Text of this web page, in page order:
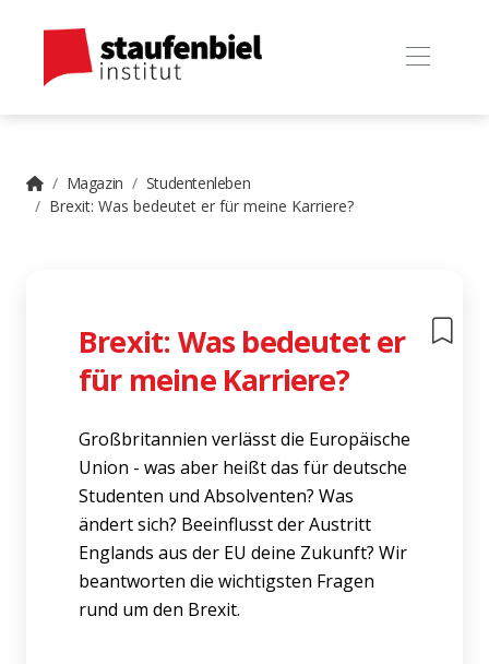
Magazin
Studentenleben
Brexit: Was bedeutet er für meine Karriere?
Brexit: Was bedeutet er
für meine Karriere?
Großbritannien verlässt die Europäische
Union - was aber heißt das für deutsche
Studenten und Absolventen? Was
ändert sich? Beeinflusst der Austritt
Englands aus der EU deine Zukunft? Wir
beantworten die wichtigsten Fragen
rund um den Brexit.